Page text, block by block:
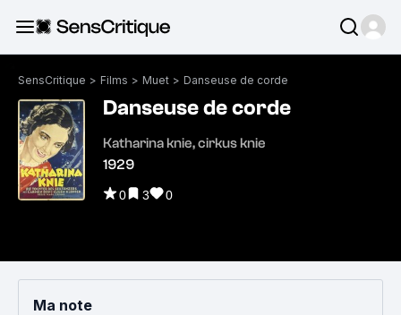
SensCritique > Films > Muet > Danseuse de corde
Danseuse de corde
Katharina knie, cirkus knie
1929
0 3 0
Ma note